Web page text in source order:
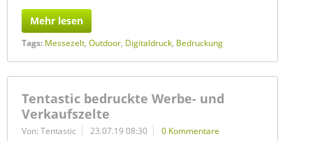
Mehr lesen
Tags: Messezelt, Outdoor, Digitaldruck, Bedruckung
Tentastic bedruckte Werbe- und
Verkaufszelte
Von: Tentastic 23.07.19 08:30 0 Kommentare